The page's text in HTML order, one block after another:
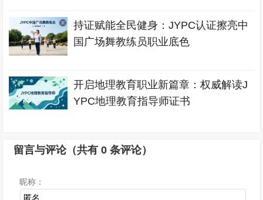
持证赋能全民健身：JYPC认证擦亮中
国广场舞教练员职业底色
开启地理教育职业新篇章：权威解读J
YPC地理教育指导师证书
留言与评论（共有0 条评论）
昵称：